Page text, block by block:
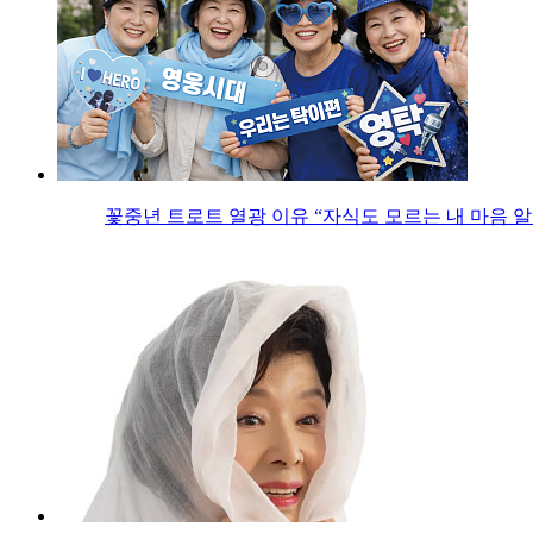
꽃중년 트로트 열광 이유 “자식도 모르는 내 마음